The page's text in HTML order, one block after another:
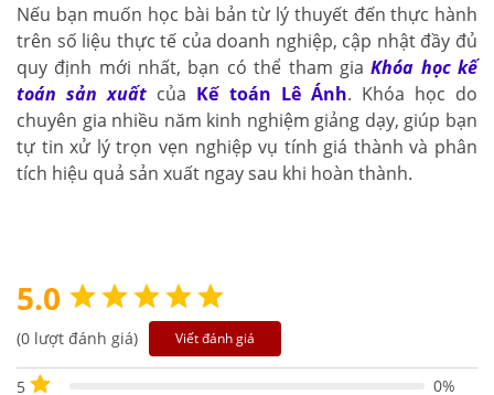
Nếu bạn muốn học bài bản từ lý thuyết đến thực hành
trên số liệu thực tế của doanh nghiệp, cập nhật đầy đủ
quy định mới nhất, bạn có thể tham giaKhóa học kế
toán sản xuất của Kế toán Lê Ánh. Khóa học do
chuyên gia nhiều năm kinh nghiệm giảng dạy, giúp bạn
tự tin xử lý trọn vẹn nghiệp vụ tính giá thành và phân
tích hiệu quả sản xuất ngay sau khi hoàn thành.
5.0
(0 lượt đánh giá) Viết đánh giá
5
0%